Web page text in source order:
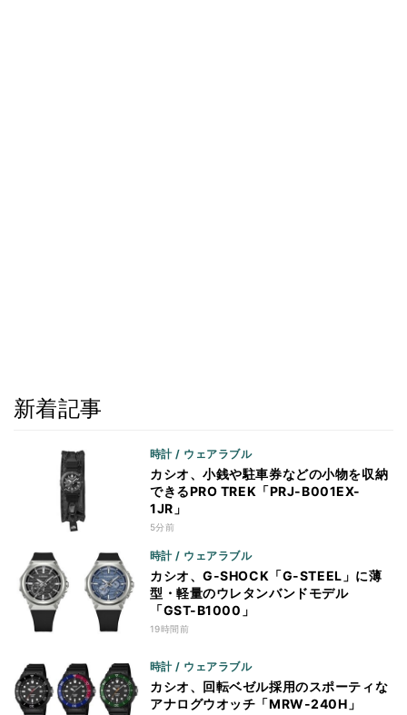
新着記事
時計 / ウェアラブル
カシオ、小銭や駐車券などの小物を収納
できるPRO TREK「PRJ-B001EX-
1JR」
5分前
時計 / ウェアラブル
カシオ、G-SHOCK「G-STEEL」に薄
型・軽量のウレタンバンドモデル
「GST-B1000」
19時間前
時計 / ウェアラブル
カシオ、回転ベゼル採用のスポーティな
アナログウオッチ「MRW-240H」